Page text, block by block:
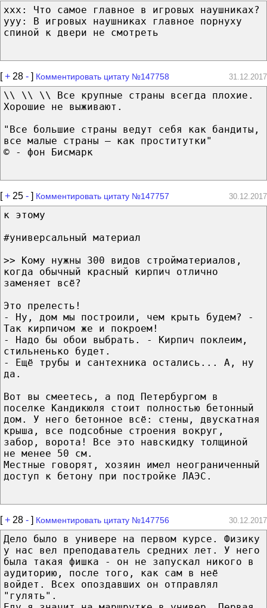
xxx: Что самое главное в игровых наушниках?
yyy: В игровых наушниках главное порнуху
спиной к двери не смотреть
[+ 28 - ] Комментировать цитату №147758 31.12.2017
\\ \\ \\ Все крупные страны всегда плохие.
Хорошие не выживают.
"Все большие страны ведут себя как бандиты,
все малые страны — как проститутки"
© - фон Бисмарк
[+ 25 - ] Комментировать цитату №147757 30.12.2017
к этому
#универсальный материал
>> Кому нужны 300 видов стройматериалов,
когда обычный красный кирпич отлично
заменяет всё?
Это прелесть!
- Ну, дом мы построили, чем крыть будем? -
Так кирпичом же и покроем!
- Надо бы обои выбрать. - Кирпич поклеим,
стильненько будет.
- Ещё трубы и сантехника остались... А, ну
да.
Вот вы смеетесь, а под Петербургом в
поселке Кандикюля стоит полностью бетонный
дом. У него бетонное всё: стены, двускатная
крыша, все подсобные строения вокруг,
забор, ворота! Все это навскидку толщиной
не менее 50 см.
Местные говорят, хозяин имел неограниченный
доступ к бетону при постройке ЛАЭС.
[+ 28 - ] Комментировать цитату №147756 30.12.2017
Дело было в универе на первом курсе. Физику
у нас вел преподаватель средних лет. У него
была такая фишка - он не запускал никого в
аудиторию, после того, как сам в неё
войдет. Всех опоздавших он отправлял
"гулять".